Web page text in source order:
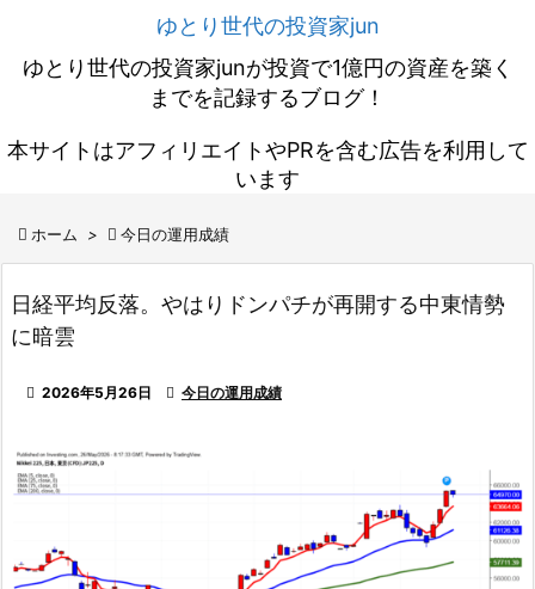
ゆとり世代の投資家jun
ゆとり世代の投資家junが投資で1億円の資産を築く
までを記録するブログ！
本サイトはアフィリエイトやPRを含む広告を利用して
います
 ホーム >  今日の運用成績
日経平均反落。やはりドンパチが再開する中東情勢
に暗雲
 2026年5月26日  今日の運用成績